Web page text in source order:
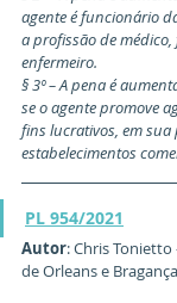
agente é funcionário
a profissão de
enfermeiro.
§ 3º – A pena é
se o agente promove
fins lucrativos, em
estabelecimentos
PL 954/2021
Autor: Chris Tonietto
de Orleans e